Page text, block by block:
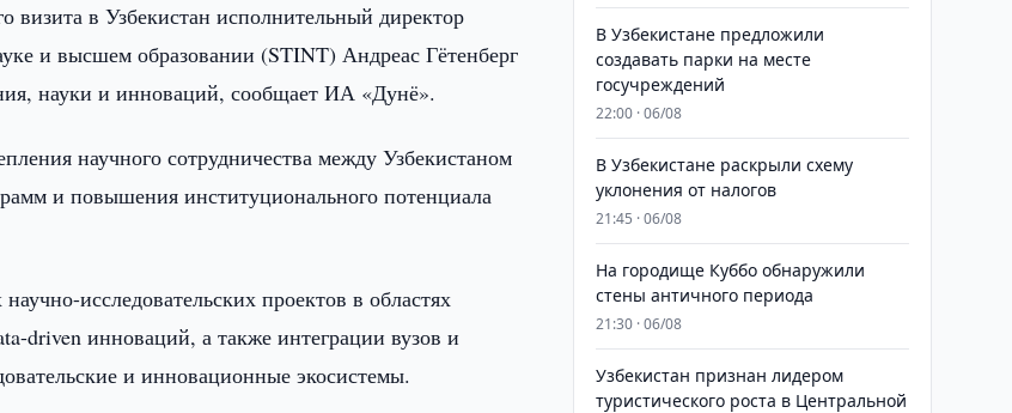
визита в Узбекистан исполнительный директор
и высшем образовании (STINT) Андреас Гётенберг
науки и инноваций, сообщает ИА «Дунё».
научного сотрудничества между Узбекистаном
и повышения институционального потенциала
исследовательских проектов в областях
driven инноваций, а также интеграции вузов и
и инновационные экосистемы.
В Узбекистане предложили
создавать парки на месте
госучреждений
22:00 · 06/08
В Узбекистане раскрыли схему
уклонения от налогов
21:45 · 06/08
На городище Куббо обнаружили
стены античного периода
21:30 · 06/08
Узбекистан признан лидером
туристического роста в Центральной